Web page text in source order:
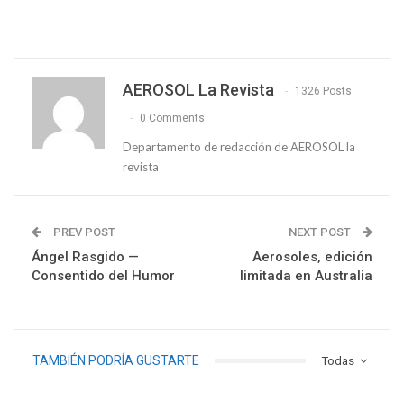
AEROSOL La Revista 1326 Posts
0 Comments
Departamento de redacción de AEROSOL la
revista
PREV POST
Ángel Rasgido —
Consentido del Humor
NEXT POST
Aerosoles, edición
limitada en Australia
Todas
TAMBIÉN PODRÍA GUSTARTE